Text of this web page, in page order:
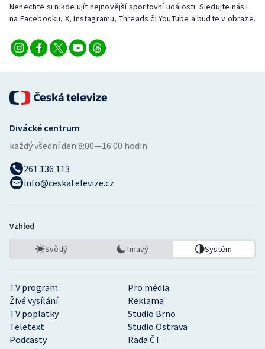
Nenechte si nikde ujít nejnovější sportovní události. Sledujte nás i
na Facebooku, X, Instagramu, Threads či YouTube a buďte v obraze.
TV program
Pro média
Živé vysílání
Reklama
TV poplatky
Studio Brno
Teletext
Studio Ostrava
Podcasty
Rada ČT
Divácké centrum
každý všední den:8:00—16:00 hodin
261 136 113
info@ceskatelevize.cz
Vzhled
Světlý Tmavý Systém